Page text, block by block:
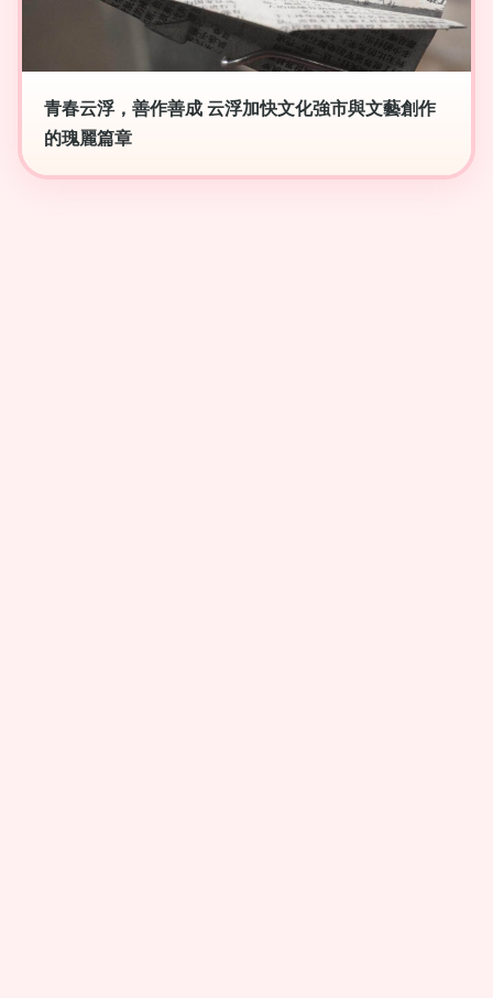
青春云浮，善作善成 云浮加快文化強市與文藝創作
的瑰麗篇章